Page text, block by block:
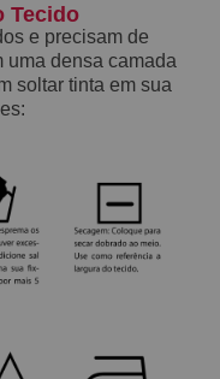
Tecido
e precisam de
uma densa camada
soltar tinta em sua